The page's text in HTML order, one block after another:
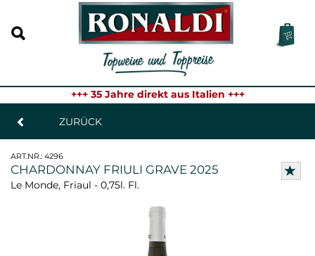
+++ 35 Jahre direkt aus Italien +++
ZURÜCK
ART.NR.: 4296
CHARDONNAY FRIULI GRAVE 2025
Le Monde, Friaul - 0,75l. Fl.